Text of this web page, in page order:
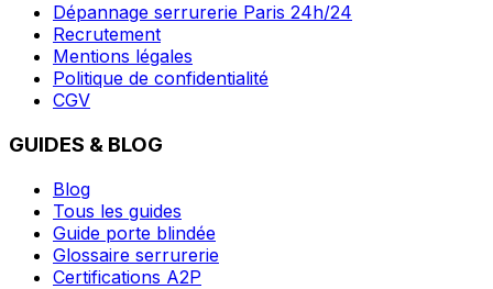
Dépannage serrurerie Paris 24h/24
Recrutement
Mentions légales
Politique de confidentialité
CGV
GUIDES & BLOG
Blog
Tous les guides
Guide porte blindée
Glossaire serrurerie
Certifications A2P